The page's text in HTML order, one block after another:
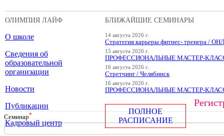
ОЛИМПИЯ ЛАЙФ
О школе
Сведения об
образовательной
организации
Новости
Публикации
Кадровый центр
БЛИЖАЙШИЕ СЕМИНАРЫ
14 августа 2026 г.
Стратегия карьеры фитнес- тренера /
15 августа 2026 г.
ПРОФЕССИОНАЛЬНЫЕ МАСТЕР-
16 августа 2026 г.
Стретчинг / Челябинск
16 августа 2026 г.
ПРОФЕССИОНАЛЬНЫЕ МАСТЕР-
ПОЛНОЕ
РАСПИСАНИЕ
Cеминар*